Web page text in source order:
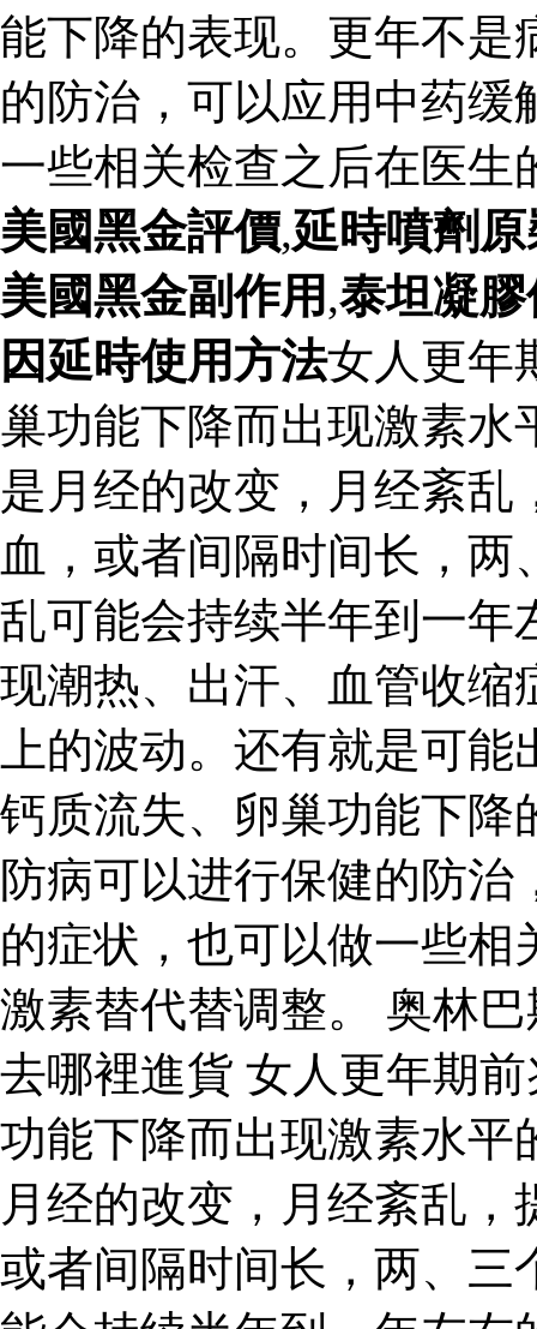
能下降的表现。更年不是
的防治，可以应用中药
一些相关检查之后在医生
美國黑金評價,延時噴劑
美國黑金副作用 ,泰坦凝
因延時使用方法女人更年
巢功能下降而出现激素水
是月经的改变，月经紊
血，或者间隔时间长，
乱可能会持续半年到一年
现潮热、出汗、血管收缩
上的波动。还有就是可
钙质流失、卵巢功能下降
防病可以进行保健的防
的症状，也可以做一些
激素替代替调整。 奥林
去哪裡進貨 女人更年期
功能下降而出现激素水平
月经的改变，月经紊乱
或者间隔时间长，两、三